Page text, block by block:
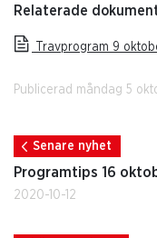
Relaterade
Travprogram 9
Publicerad måndag 5
Senare nyhet
Programtips 16
2020-10-12